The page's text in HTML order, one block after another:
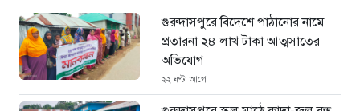
গুরুদাসপুরে বিদেশে পাঠানোর নামে
প্রতারনা ২৪ লাখ টাকা আত্মসাতের
অভিযোগ
২২ ঘণ্টা আগে